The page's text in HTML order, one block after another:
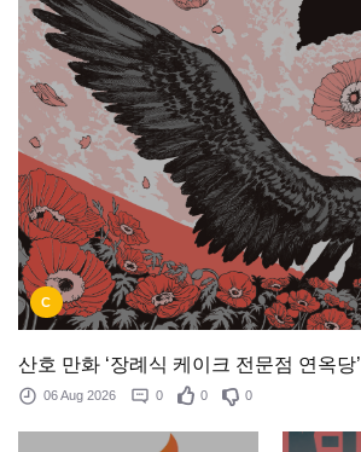
C
산호 만화 ‘장례식 케이크 전문점 연옥당’
06 Aug 2026 0 0 0